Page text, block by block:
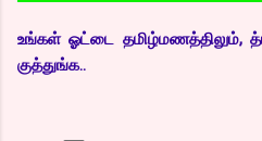
உங்கள் ஓட்டை தமிழ்மணத்திலும்,
குத்துங்க..